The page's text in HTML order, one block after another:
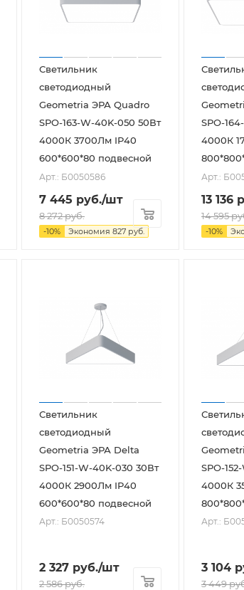
Светильник
светодиодный
Geometria ЭРА Quadro
SPO-163-W-40K-050 50Вт
4000К 3700Лм IP40
600*600*80 подвесной
Арт.: Б0050586
7 445 руб./шт
8 272руб.
-10% Экономия 827 руб.
SPO-
4000К
Арт.:
13 136
14 595
-10%
Светильник
светодиодный
Geometria ЭРА Delta
SPO-151-W-40K-030 30Вт
4000К 2900Лм IP40
600*600*80 подвесной
Арт.: Б0050574
2 327 руб./шт
2 586руб.
SPO-
4000К
Арт.:
3 104
3 449